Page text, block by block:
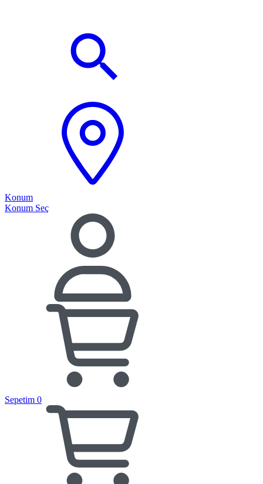
Konum
Konum Seç
Sepetim 0